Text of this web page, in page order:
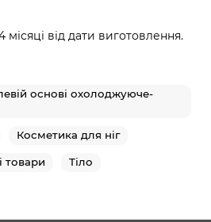
місяці від дати виготовлення.
основі охолоджуюче-
Косметика для ніг
товари Тіло